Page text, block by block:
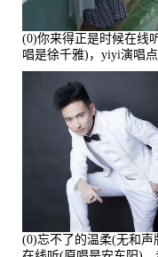
(0)你来得正是时候在线
唱是徐千雅)，yiyi演唱点
播:21991次
(0)忘不了的温柔(无和声